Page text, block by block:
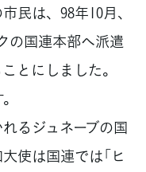
民は、98年10月、
の国連本部へ派遣
とにしました。
るジュネーブの国
使は国連では「ヒ